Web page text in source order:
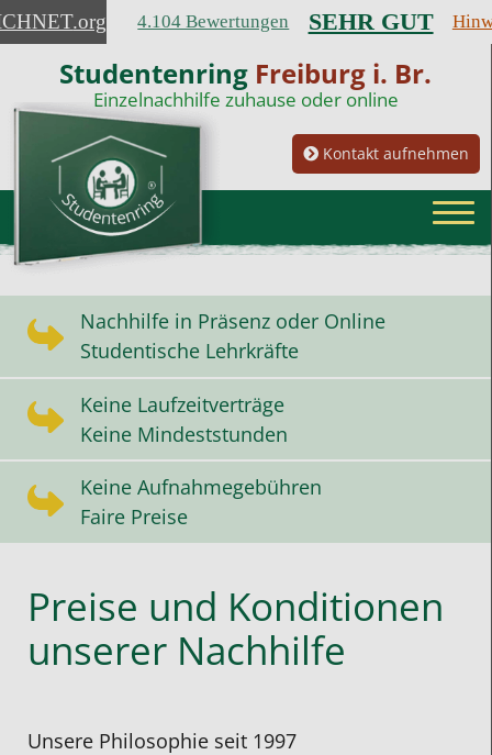
.org 4.104 Bewertungen SEHR GUT
Studentenring Freiburg i. Br.
Einzelnachhilfe zuhause oder online
Kontakt aufnehmen
Nachhilfe in Präsenz oder Online
Studentische Lehrkräfte
Keine Laufzeitverträge
Keine Mindeststunden
Keine Aufnahmegebühren
Faire Preise
Preise und Konditionen
unserer Nachhilfe
Unsere Philosophie seit 1997